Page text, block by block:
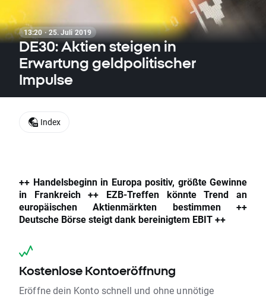
13:20 · 25. Juli 2019
DE30: Aktien steigen in
Erwartung geldpolitischer
Impulse
++ Handelsbeginn in Europa positiv, größte Gewinne
in Frankreich ++ EZB-Treffen könnte Trend an
europäischen Aktienmärkten bestimmen ++
Deutsche Börse steigt dank bereinigtem EBIT ++
Kostenlose Kontoeröffnung
Eröffne dein Konto schnell und ohne unnötige
Index